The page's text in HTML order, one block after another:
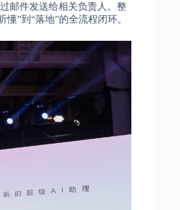
邮件发送给相关负责人。整
”到“落地”的全流程闭环。